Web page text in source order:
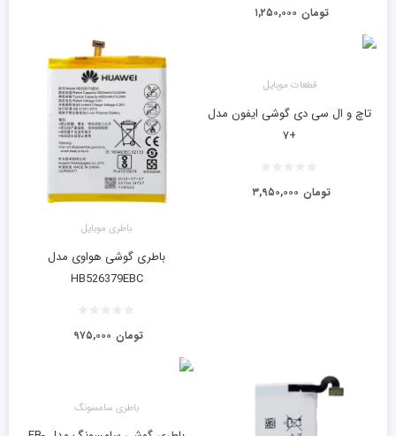
۱,۲۵۰,۰۰۰ تومان
قطعات موبایل
تاچ و ال سی دی گوشی ایفون مدل
+۷
۳,۹۵۰,۰۰۰ تومان
باطری موبایل
باطری گوشی هواوی مدل
HB526379EBC
۹۷۵,۰۰۰ تومان
باطری سامسونگ